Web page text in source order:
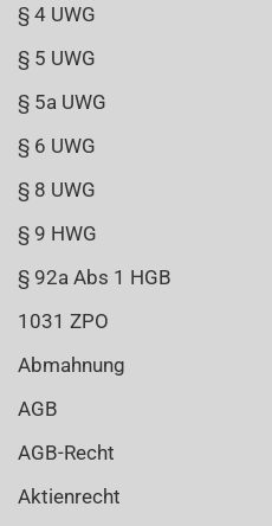
§ 4 UWG
§ 5 UWG
§ 5a UWG
§ 6 UWG
§ 8 UWG
§ 9 HWG
§ 92a Abs 1 HGB
1031 ZPO
Abmahnung
AGB
AGB-Recht
Aktienrecht